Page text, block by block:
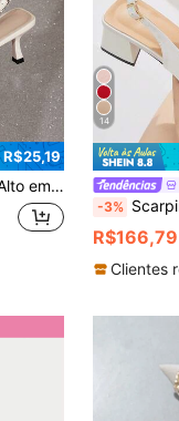
Punk de Festival de Música Rock para Meninas
14
-3% Scarpin Feminino de Bico Fino e Fechado com Tira Atrás e Salto
R$166,79
Clientes